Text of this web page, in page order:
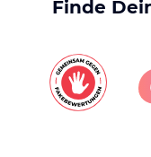
Finde